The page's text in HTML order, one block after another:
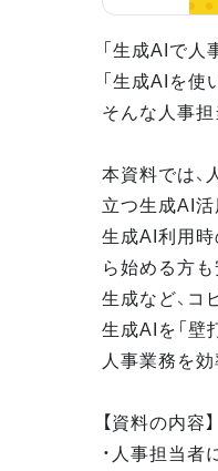
「生成AIで人
「生成AIを使
そんな人事担
本資料では
立つ生成AI活
生成AI利用
ら始める方
生成など、コ
生成AIを「壁
人事業務を
【資料の内容】
・人事担当者